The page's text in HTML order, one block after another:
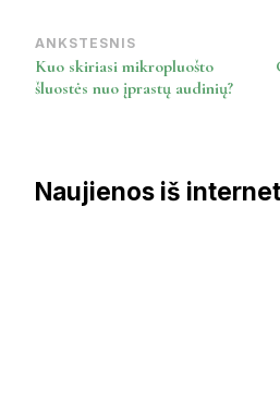
Post
Navigation
ANKSTESNIS
Kuo skiriasi mikropluošto
šluostės nuo įprastų audinių?
Naujienos iš